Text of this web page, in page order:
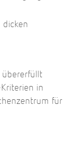
dicken
übererfüllt
in
für